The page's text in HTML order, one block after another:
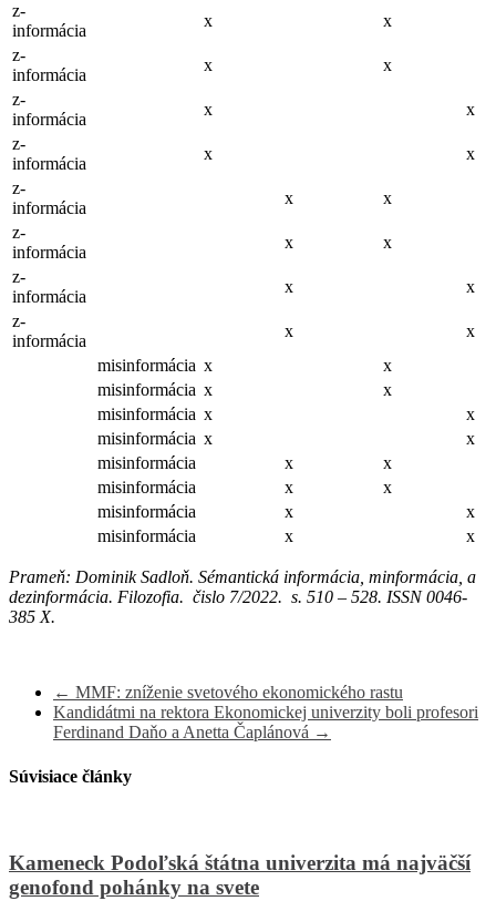
z-
informácia
x
x
z-
informácia
x
x
z-
informácia
x
x
z-
informácia
x
x
z-
informácia
x
x
z-
informácia
x
x
z-
informácia
x
x
z-
informácia
x
x
misinformácia x
x
misinformácia x
x
misinformácia x
x
misinformácia x
x
misinformácia
x
x
misinformácia
x
x
misinformácia
x
x
misinformácia
x x
Prameň: Dominik Sadloň. Sémantická informácia, minformácia, a
dezinformácia. Filozofia. čislo 7/2022. s. 510 – 528. ISSN 0046-
385 X.
← MMF: zníženie svetového ekonomického rastu
Kandidátmi na rektora Ekonomickej univerzity boli profesori
Ferdinand Daňo a Anetta Čaplánová →
Súvisiace články
Kameneck Podoľská štátna univerzita má najväčší
genofond pohánky na svete